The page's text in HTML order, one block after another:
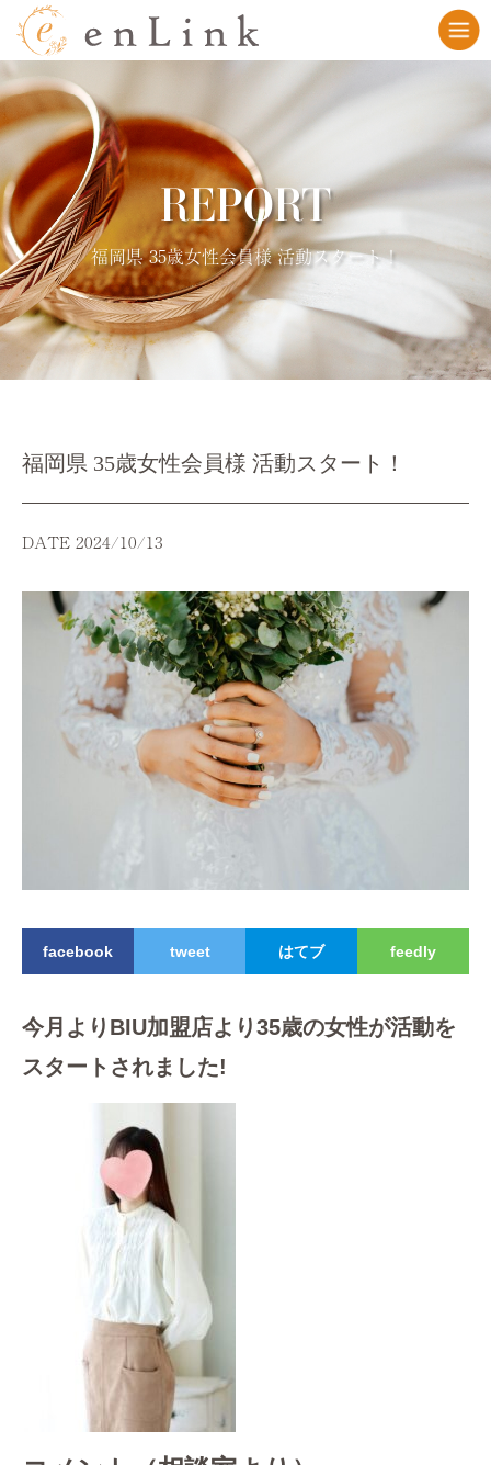
REPORT
福岡県 35歳女性会員様 活動スタート！
福岡県 35歳女性会員様 活動スタート！
DATE 2024/10/13
facebook tweet はてブ feedly
今月よりBIU加盟店より35歳の女性が活動を
スタートされました!